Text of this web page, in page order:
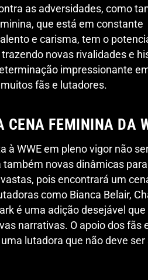
as adversidades, como
que está em constante
e carisma, tem o
novas rivalidades e
impressionante
fãs e lutadores.
CENA FEMININA DA
à WWE em pleno vigor não
novas dinâmicas
pois encontrará um
como Bianca Belair,
é uma adição desejável que
narrativas. O apoio dos fãs
lutadora que não deve